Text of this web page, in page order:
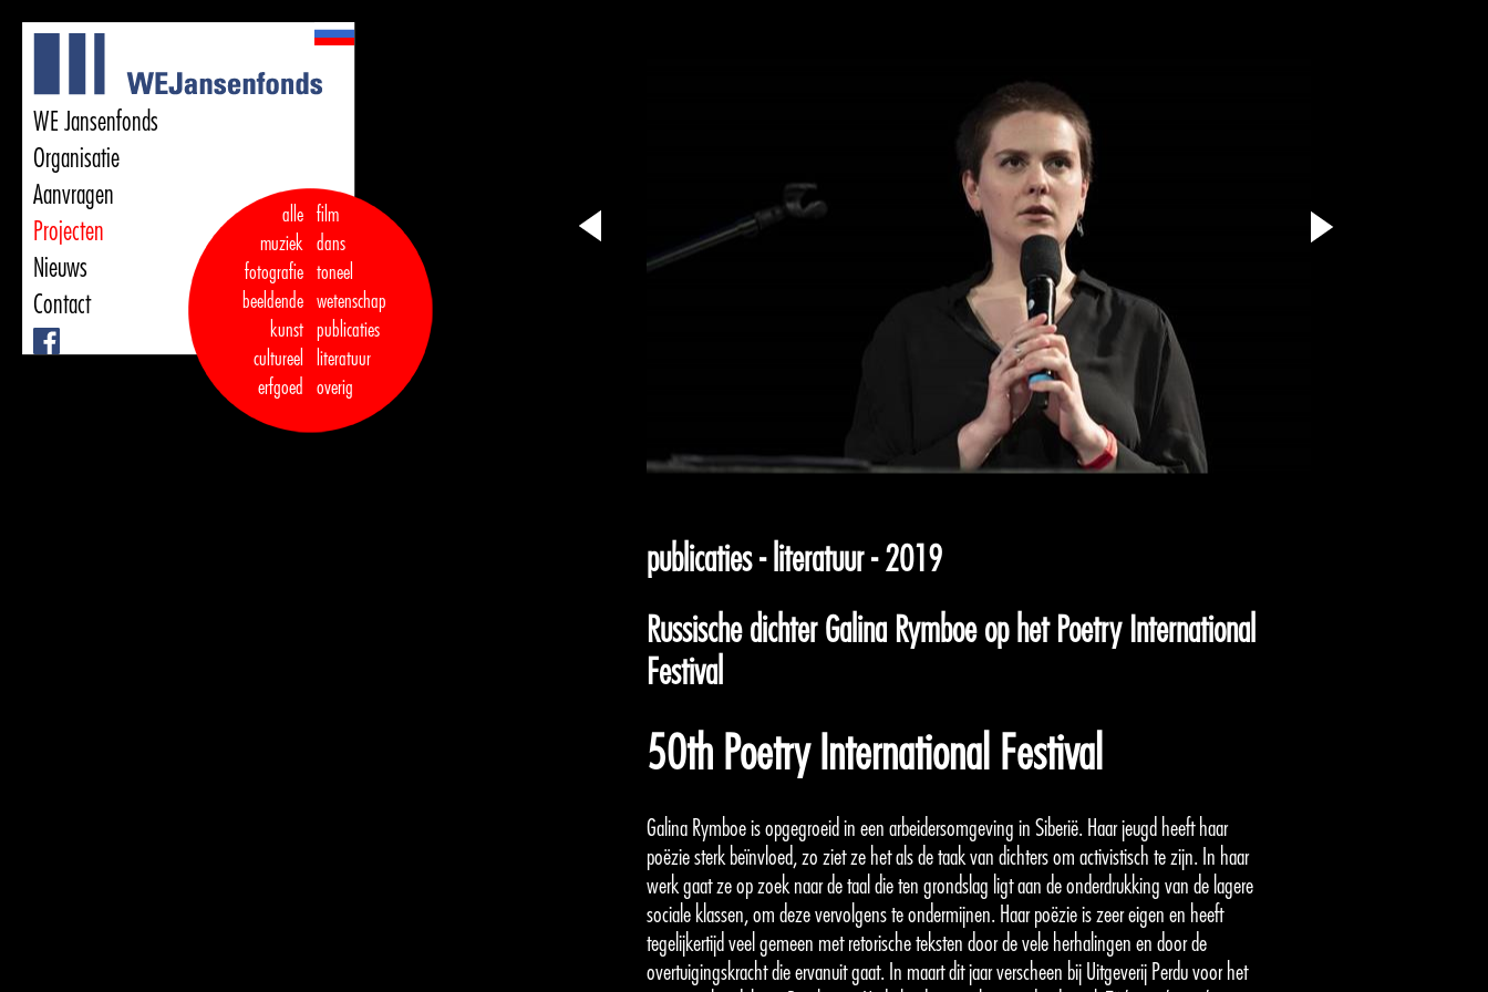
WE Jansenfonds
Organisatie
Aanvragen
Projecten
Nieuws
Contact
alle
muziek
fotografie
beeldende
kunst
cultureel
erfgoed
film
dans
toneel
wetenschap
publicaties
literatuur
overig
publicaties - literatuur - 2019
Russische dichter Galina Rymboe op het Poetry International
Festival
50th Poetry International Festival
Galina Rymboe is opgegroeid in een arbeidersomgeving in Siberië. Haar jeugd heeft haar
poëzie sterk beïnvloed, zo ziet ze het als de taak van dichters om activistisch te zijn. In haar
werk gaat ze op zoek naar de taal die ten grondslag ligt aan de onderdrukking van de lagere
sociale klassen, om deze vervolgens te ondermijnen. Haar poëzie is zeer eigen en heeft
tegelijkertijd veel gemeen met retorische teksten door de vele herhalingen en door de
overtuigingskracht die ervanuit gaat. In maart dit jaar verscheen bij Uitgeverij Perdu voor het